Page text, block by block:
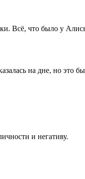
Всё, что было у
на дне, но это
и негативу.